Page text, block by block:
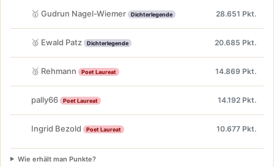
🥇 Gudrun Nagel-Wiemer Dichterlegende 28.651 Pkt.
🥈 Ewald Patz Dichterlegende 20.685 Pkt.
🥉 Rehmann Poet Laureat 14.869 Pkt.
pally66 Poet Laureat 14.192 Pkt.
Ingrid Bezold Poet Laureat 10.677 Pkt.
Wie erhält man Punkte?